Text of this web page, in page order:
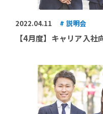
2022.04.11 説明会
【4月度】キャリア入